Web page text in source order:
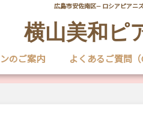
広島市安佐南区― ロシアピアニ
横山美和ピ
のご案内 よくあるご質問（